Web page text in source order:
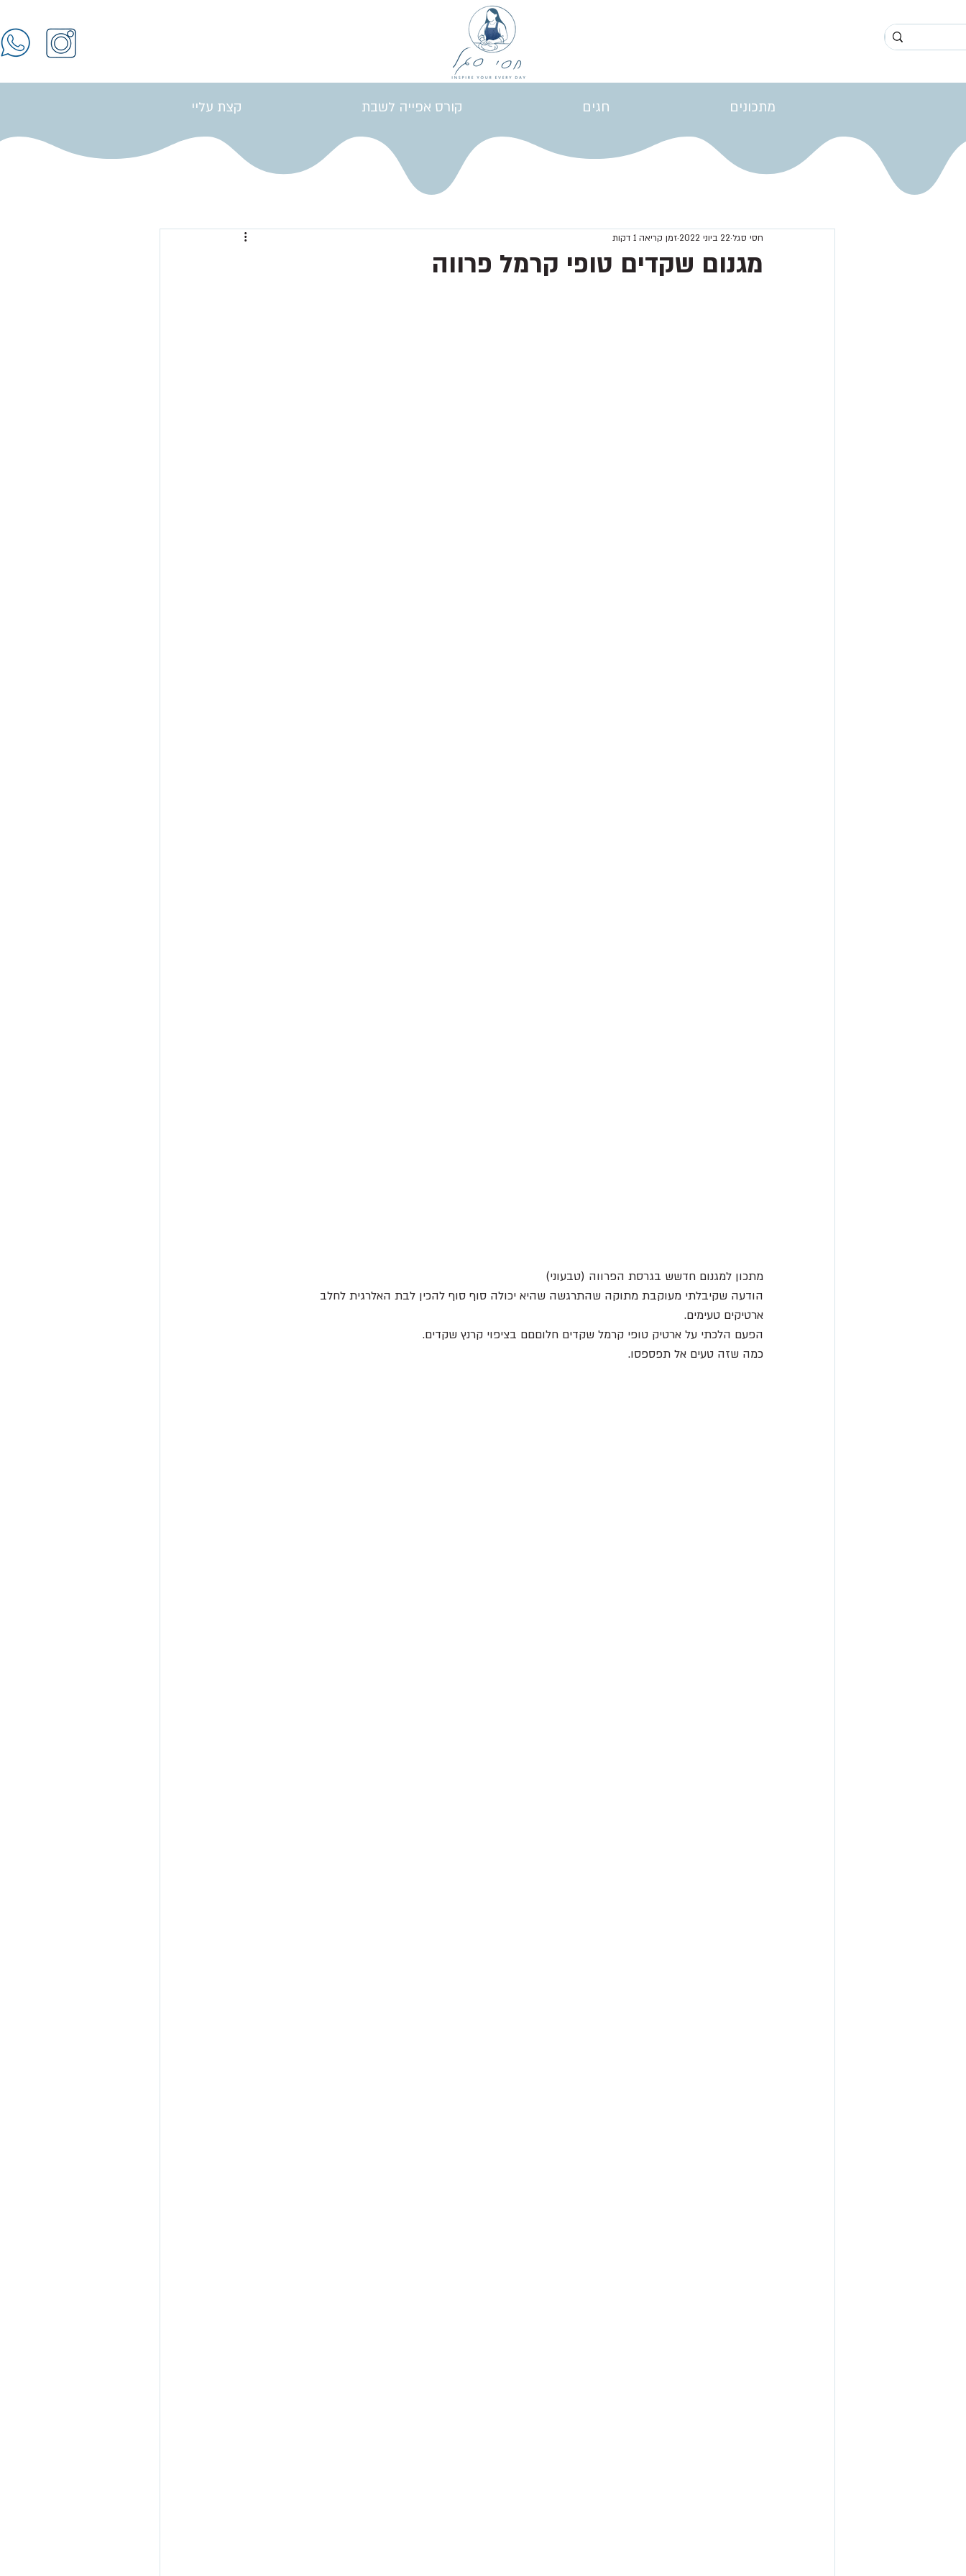
מתכונים חגים קורס אפייה לשבת קצת עליי
מגנום שקדים טופי קרמל פרווה
חסי סגל 22 ביוני 2022 זמן קריאה 1 דקות
מתכון למגנום חדשש בגרסת הפרווה (טבעוני)
הודעה שקיבלתי מעוקבת מתוקה שהתרגשה שהיא יכולה סוף סוף להכין לבת האלרגית לחלב
ארטיקים טעימים.
הפעם הלכתי על ארטיק טופי קרמל שקדים חלוםםם בציפוי קרנץ שקדים.
כמה שזה טעים אל תפספסו.